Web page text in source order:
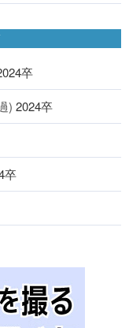
卒
) 2024卒
卒